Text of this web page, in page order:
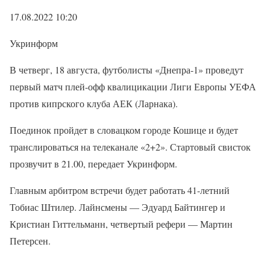
17.08.2022 10:20
Укринформ
В четверг, 18 августа, футболисты «Днепра-1» проведут
первый матч плей-офф квалицикации Лиги Европы УЕФА
против кипрского клуба АЕК (Ларнака).
Поединок пройдет в словацком городе Кошице и будет
транслироваться на телеканале «2+2». Стартовый свисток
прозвучит в 21.00, передает Укринформ.
Главным арбитром встречи будет работать 41-летний
Тобиас Штилер. Лайнсмены — Эдуард Байтингер и
Кристиан Гиттельманн, четвертый рефери — Мартин
Петерсен.